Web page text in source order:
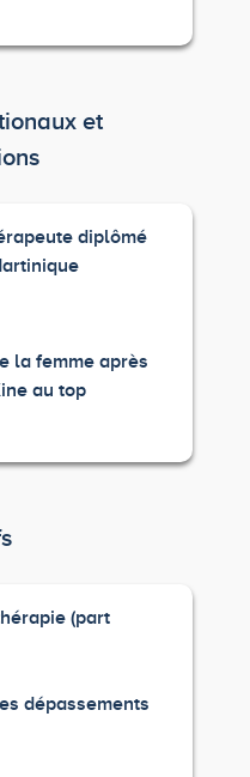
et
diplômé
la femme après
au top
(part
dépassements